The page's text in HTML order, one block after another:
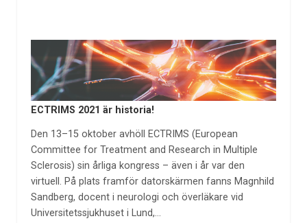
ECTRIMS 2021 är historia!
Den 13–15 oktober avhöll ECTRIMS (European
Committee for Treatment and Research in Multiple
Sclerosis) sin årliga kongress – även i år var den
virtuell. På plats framför datorskärmen fanns Magnhild
Sandberg, docent i neurologi och överläkare vid
Universitetssjukhuset i Lund,…